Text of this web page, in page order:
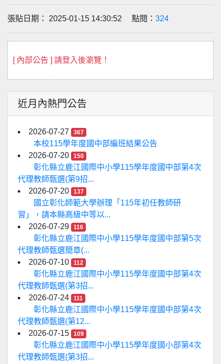
張貼日期： 2025-01-15 14:30:52 點閱： 324
[ 內部公告 ] 請登入後瀏覽！
近月內熱門公告
2026-07-27 367
本校115學年度國中部編班結果公告
2026-07-20
150
彰化縣立鹿江國際中小學115學年度國中部第4次
代理教師甄選(第9招...
2026-07-20
137
國立彰化師範大學辦理「115年初任教師研
習」，請本縣高級中等以...
2026-07-29
116
彰化縣立鹿江國際中小學115學年度國中部第5次
代理教師甄選簡章(...
2026-07-10
112
彰化縣立鹿江國際中小學115學年度國中部第4次
代理教師甄選(第3招...
2026-07-24
111
彰化縣立鹿江國際中小學115學年度國中部第4次
代理教師甄選(第12...
2026-07-15
109
彰化縣立鹿江國際中小學115學年度國小部第4次
代理教師甄選(第3招...